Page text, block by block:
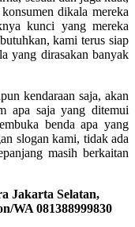
dikala mereka
kunci yang mereka
kami terus siap
yang dirasakan banyak
kendaraan saja, akan
apa saja yang ditemui
benda apa yang
slogan kami, tidak ada
masih berkaitan
Jakarta Selatan,
WA 081388999830